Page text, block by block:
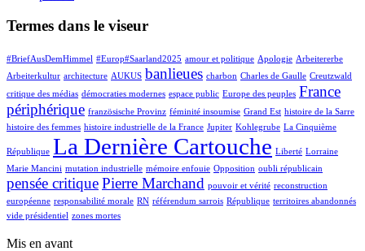
Termes dans le viseur
#BriefAusDemHimmel #Europ#Saarland2025 amour et politique Apologie Arbeitererbe
Arbeiterkultur architecture AUKUS banlieues charbon Charles de Gaulle Creutzwald
critique des médias démocraties modernes espace public Europe des peuples France
périphérique französische Provinz féminité insoumise Grand Est histoire de la Sarre
histoire des femmes histoire industrielle de la France Jupiter Kohlegrube La Cinquième
République La Dernière Cartouche Liberté Lorraine
Marie Mancini mutation industrielle mémoire enfouie Opposition oubli républicain
pensée critiquePierre Marchand pouvoir et vérité reconstruction
européenne responsabilité morale RN référendum sarrois République territoires abandonnés
vide présidentiel zones mortes
Mis en avant